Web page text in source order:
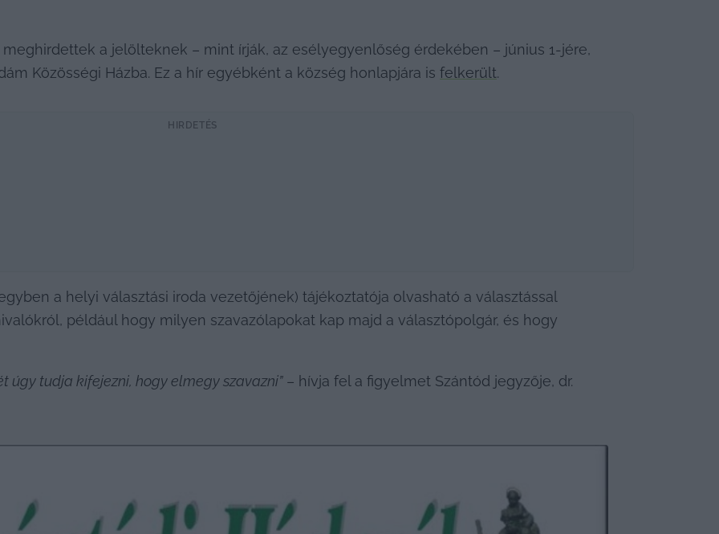
a jelölteknek – mint írják, az esélyegyenlőség érdekében – június 1-jére,
Közösségi Házba. Ez a hír egyébként a község honlapjára is felkerült.
HIRDETÉS
a helyi választási iroda vezetőjének) tájékoztatója olvasható a választással
például hogy milyen szavazólapokat kap majd a választópolgár, és hogy
úgy tudja kifejezni, hogy elmegy szavazni” – hívja fel a figyelmet Szántód jegyzője, dr.